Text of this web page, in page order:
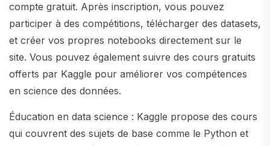
compte gratuit. Après inscription, vous pouvez
participer à des compétitions, télécharger des datasets,
et créer vos propres notebooks directement sur le
site. Vous pouvez également suivre des cours gratuits
offerts par Kaggle pour améliorer vos compétences
en science des données.
Éducation en data science : Kaggle propose des cours
qui couvrent des sujets de base comme le Python et